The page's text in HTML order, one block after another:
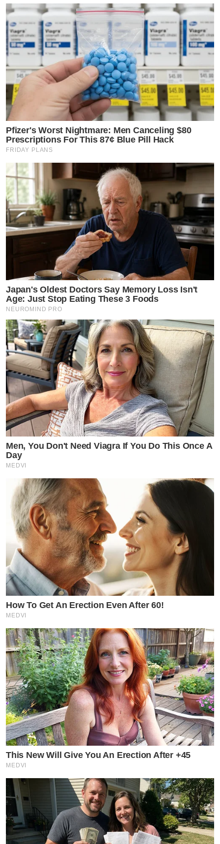
Pfizer's Worst Nightmare: Men Canceling $80
Prescriptions For This 87¢ Blue Pill Hack
FRIDAY PLANS
Japan's Oldest Doctors Say Memory Loss Isn't
Age: Just Stop Eating These 3 Foods
NEUROMIND PRO
Men, You Don't Need Viagra If You Do This Once A
Day
MEDVI
How To Get An Erection Even After 60!
MEDVI
This New Will Give You An Erection After +45
MEDVI